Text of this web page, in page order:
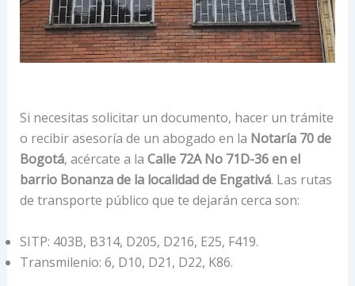
Si necesitas solicitar un documento, hacer un trámite
o recibir asesoría de un abogado en la Notaría 70 de
Bogotá, acércate a la Calle 72A No 71D-36 en el
barrio Bonanza de la localidad de Engativá. Las rutas
de transporte público que te dejarán cerca son:
SITP: 403B, B314, D205, D216, E25, F419.
Transmilenio: 6, D10, D21, D22, K86.